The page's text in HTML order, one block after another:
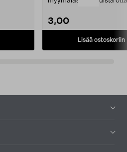
3,00
Lisää ostoskoriin